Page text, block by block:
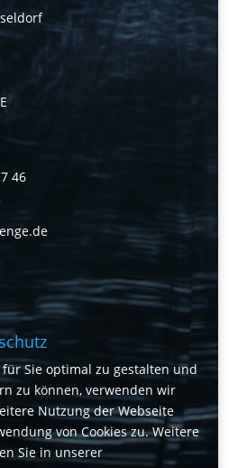
46
Sie optimal zu gestalten und
zu können, verwenden wir
Nutzung der Webseite
von Cookies zu. Weitere
Sie in unserer